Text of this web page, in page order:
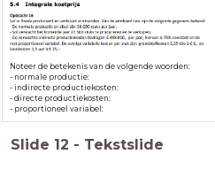
Noteer de betekenis van de volgende woorden:
- normale productie:
- indirecte productiekosten:
- directe productiekosten:
- proportioneel variabel:
Slide 12 - Tekstslide